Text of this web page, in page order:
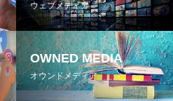
ウェブメディア
OWNED MEDIA
オウンドメディア